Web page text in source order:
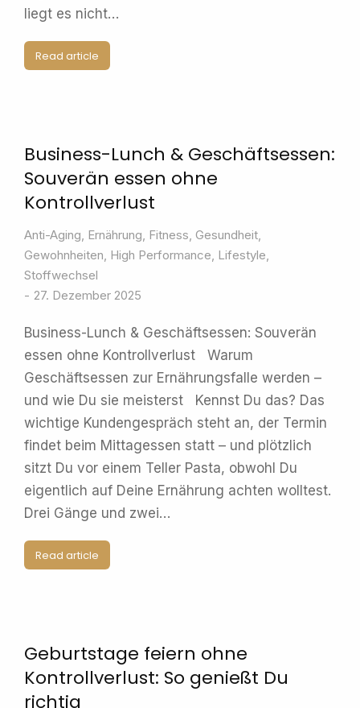
liegt es nicht…
Read article
Business-Lunch & Geschäftsessen:
Souverän essen ohne
Kontrollverlust
Anti-Aging, Ernährung, Fitness, Gesundheit,
Gewohnheiten, High Performance, Lifestyle,
Stoffwechsel
27. Dezember 2025
Business-Lunch & Geschäftsessen: Souverän
essen ohne Kontrollverlust Warum
Geschäftsessen zur Ernährungsfalle werden –
und wie Du sie meisterst Kennst Du das? Das
wichtige Kundengespräch steht an, der Termin
findet beim Mittagessen statt – und plötzlich
sitzt Du vor einem Teller Pasta, obwohl Du
eigentlich auf Deine Ernährung achten wolltest.
Drei Gänge und zwei…
Read article
Geburtstage feiern ohne
Kontrollverlust: So genießt Du
richtig